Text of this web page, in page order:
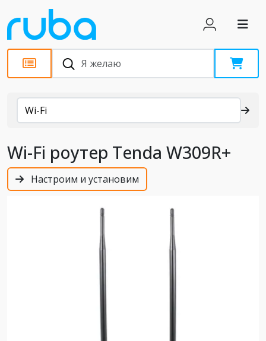
Каталог
Wi-Fi
Wi-Fi роутер Tenda W309R+
Настроим и установим